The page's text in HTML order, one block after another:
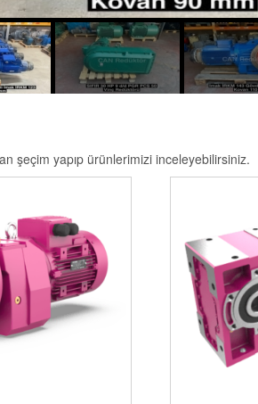
şeçim yapıp ürünlerimizi inceleyebilirsiniz.